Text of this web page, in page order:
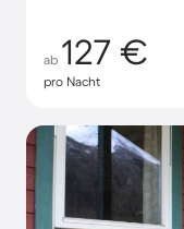
ab 127 €
pro Nacht